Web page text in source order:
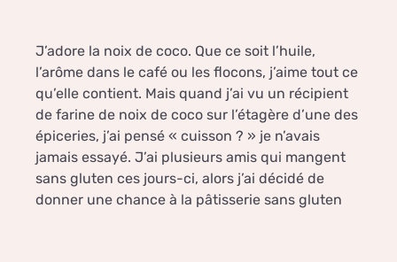
J’adore la noix de coco. Que ce soit l’huile,
l’arôme dans le café ou les flocons, j’aime tout ce
qu’elle contient. Mais quand j’ai vu un récipient
de farine de noix de coco sur l’étagère d’une des
épiceries, j’ai pensé « cuisson ? » je n’avais
jamais essayé. J’ai plusieurs amis qui mangent
sans gluten ces jours-ci, alors j’ai décidé de
donner une chance à la pâtisserie sans gluten